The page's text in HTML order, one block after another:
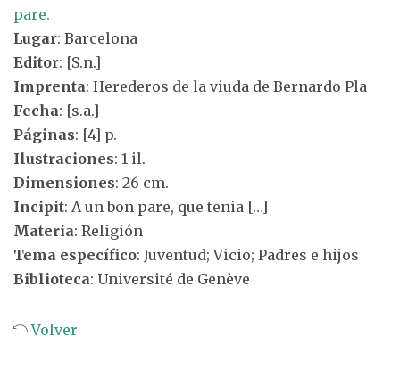
pare.
Lugar: Barcelona
Editor: [S.n.]
Imprenta: Herederos de la viuda de Bernardo Pla
Fecha: [s.a.]
Páginas: [4] p.
Ilustraciones: 1 il.
Dimensiones: 26 cm.
Incipit: A un bon pare, que tenia […]
Materia: Religión
Tema específico: Juventud; Vicio; Padres e hijos
Biblioteca: Université de Genève
Volver